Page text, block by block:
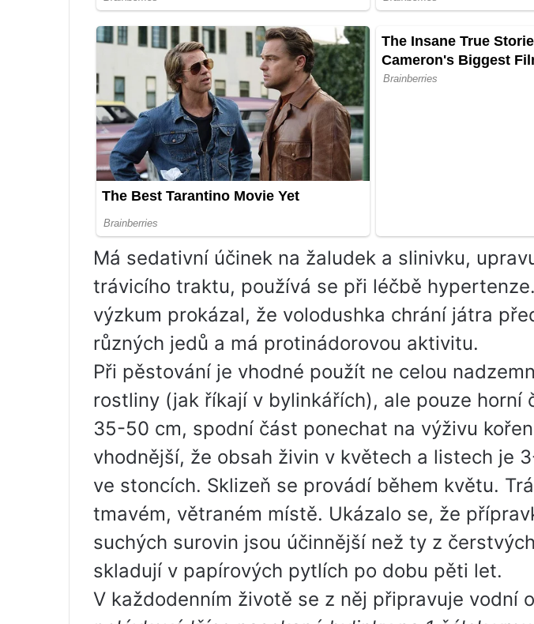
Má sedativní účinek na žaludek a slinivku,
trávicího traktu, používá se při léčbě
výzkum prokázal, že volodushka chrání játra
různých jedů a má protinádorovou aktivitu.
Při pěstování je vhodné použít ne celou
rostliny (jak říkají v bylinkářích), ale pouze horní
35-50 cm, spodní část ponechat na výživu
vhodnější, že obsah živin v květech a listech je
ve stoncích. Sklizeň se provádí během květu.
tmavém, větraném místě. Ukázalo se, že
suchých surovin jsou účinnější než ty z
skladují v papírových pytlích po dobu pěti let.
V každodenním životě se z něj připravuje vodní